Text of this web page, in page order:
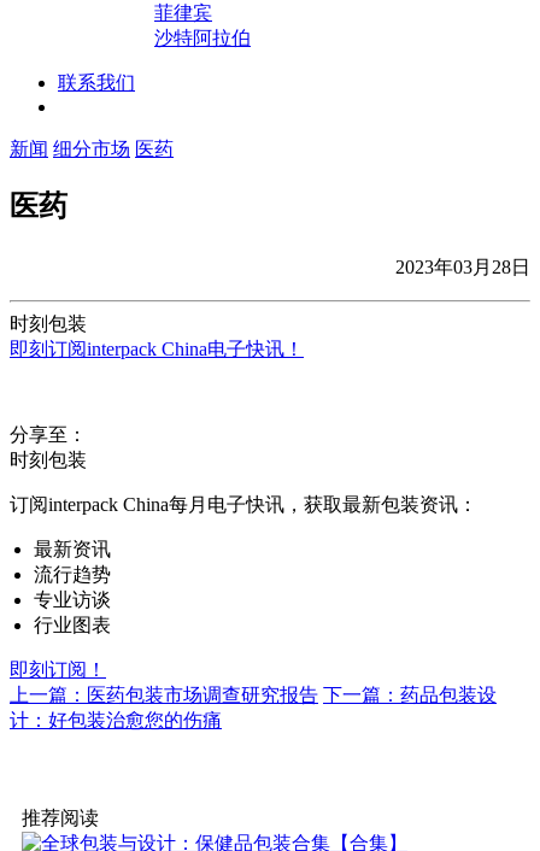
菲律宾
沙特阿拉伯
联系我们
新闻 细分市场 医药
医药
2023年03月28日
时刻包装
即刻订阅interpack China电子快讯！
分享至：
时刻包装
订阅interpack China每月电子快讯，获取最新包装资讯：
最新资讯
流行趋势
专业访谈
行业图表
即刻订阅！
上一篇：医药包装市场调查研究报告 下一篇：药品包装设
计：好包装治愈您的伤痛
推荐阅读